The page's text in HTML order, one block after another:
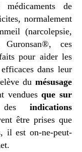
de
normalement
(narcolepsie,
Guronsan®, ces
pour aider les
dans leur
du mésusage
venduesque sur
indications
être prises que
il est on-ne-peut-